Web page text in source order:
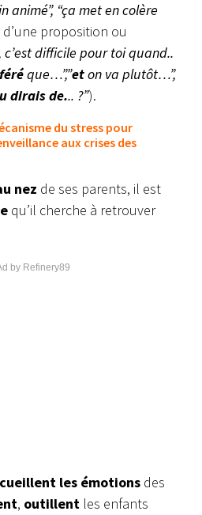
animé”, “ça met en colère
d’une proposition ou
c’est difficile pour toi quand..
que…”,”eton va plutôt…”,
dirais de... ?”).
du stress pour
aux crises des
nez de ses parents, il est
qu’il cherche à retrouver
by Refinery89
les émotions des
, outillent les enfants